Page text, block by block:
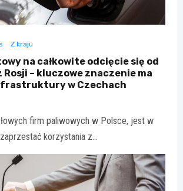
Z kraju
na całkowite odcięcie się od
Rosji – kluczowe znaczenie ma
w Czechach
firm paliwowych w Polsce, jest w
korzystania z…